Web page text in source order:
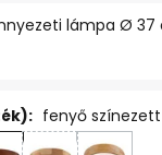
lámpa Ø
fenyő színezett